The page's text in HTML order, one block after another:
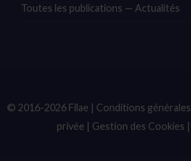
Toutes les publications — Actualités
© 2016-2026 Filae | Conditions générales
privée | Gestion des Cookies |